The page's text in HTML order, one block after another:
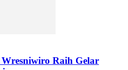
Raih Gelar